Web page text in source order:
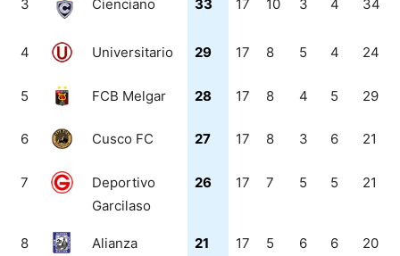
3 Cienciano 33 17 10 3 4 34
4 Universitario 29 17 8 5 4 24
5 FCB Melgar 28 17 8 4 5 29
6 Cusco FC 27 17 8 3 6 21
7
Deportivo
Garcilaso
26 17 7 5 5 21
8
Alianza
21 17 5 6 6 20